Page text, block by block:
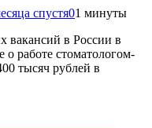
спустя01 минуты
вакансий в России в
о работе стоматологом-
тысяч рублей в